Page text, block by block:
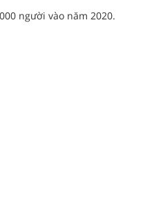
người vào năm 2020.